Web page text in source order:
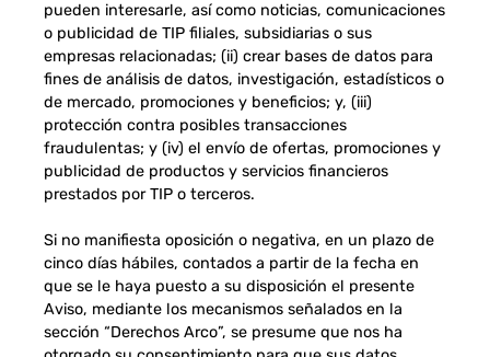
pueden interesarle, así como noticias, comunicaciones
o publicidad de TIP filiales, subsidiarias o sus
empresas relacionadas; (ii) crear bases de datos para
fines de análisis de datos, investigación, estadísticos o
de mercado, promociones y beneficios; y, (iii)
protección contra posibles transacciones
fraudulentas; y (iv) el envío de ofertas, promociones y
publicidad de productos y servicios financieros
prestados por TIP o terceros.
Si no manifiesta oposición o negativa, en un plazo de
cinco días hábiles, contados a partir de la fecha en
que se le haya puesto a su disposición el presente
Aviso, mediante los mecanismos señalados en la
sección “Derechos Arco”, se presume que nos ha